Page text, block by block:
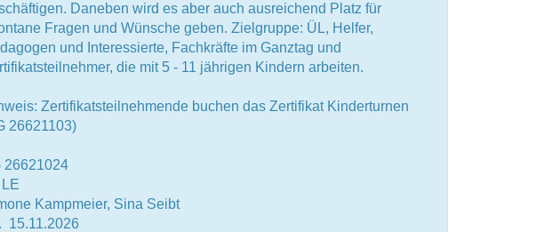
Daneben wird es aber auch ausreichend Platz für
Fragen und Wünsche geben. Zielgruppe: ÜL, Helfer,
und Interessierte, Fachkräfte im Ganztag und
die mit 5 - 11 jährigen Kindern arbeiten.
Zertifikatsteilnehmende buchen das Zertifikat Kinderturnen
26621103)
26621024
Kampmeier, Sina Seibt
 15.11.2026